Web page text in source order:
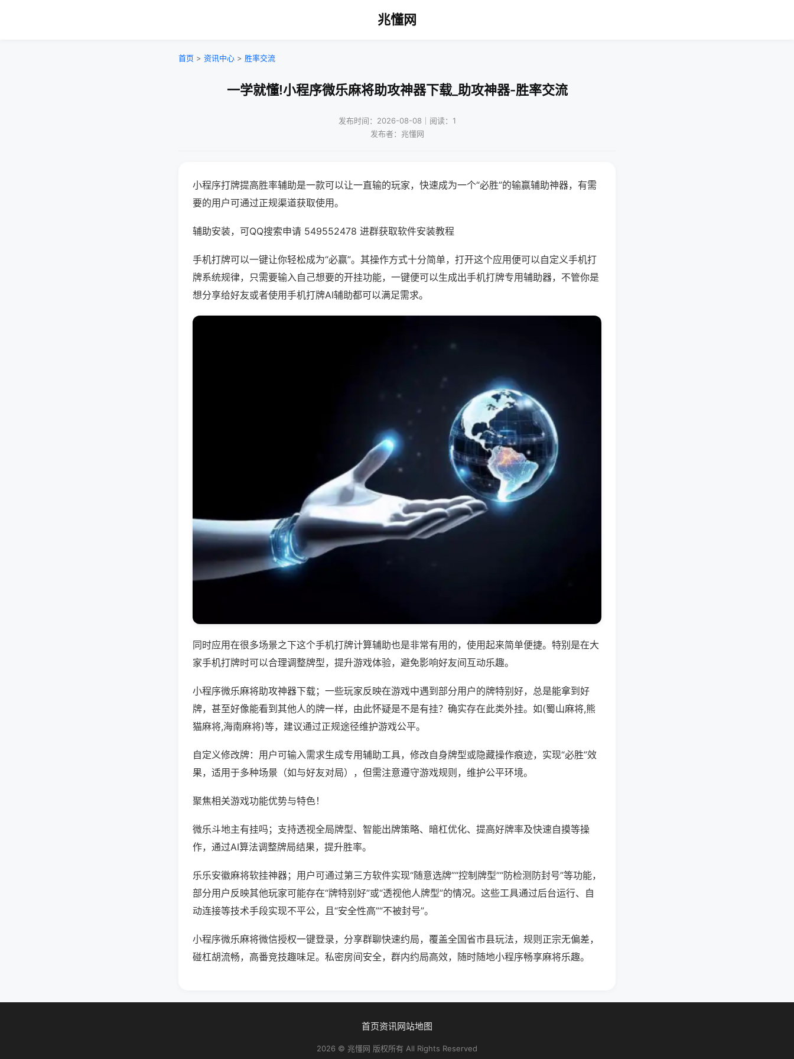
兆懂网
首页 > 资讯中心 > 胜率交流
一学就懂!小程序微乐麻将助攻神器下载_助攻神器-胜率交流
发布时间：2026-08-08｜阅读：1
发布者：兆懂网
小程序打牌提高胜率辅助是一款可以让一直输的玩家，快速成为一个“必胜”的输赢辅助神器，有需
要的用户可通过正规渠道获取使用。
辅助安装，可QQ搜索申请 549552478 进群获取软件安装教程
手机打牌可以一键让你轻松成为“必赢”。其操作方式十分简单，打开这个应用便可以自定义手机打
牌系统规律，只需要输入自己想要的开挂功能，一键便可以生成出手机打牌专用辅助器，不管你是
想分享给好友或者使用手机打牌AI辅助都可以满足需求。
同时应用在很多场景之下这个手机打牌计算辅助也是非常有用的，使用起来简单便捷。特别是在大
家手机打牌时可以合理调整牌型，提升游戏体验，避免影响好友间互动乐趣。
小程序微乐麻将助攻神器下载；一些玩家反映在游戏中遇到部分用户的牌特别好，总是能拿到好
牌，甚至好像能看到其他人的牌一样，由此怀疑是不是有挂？确实存在此类外挂。如(蜀山麻将,熊
猫麻将,海南麻将)等，建议通过正规途径维护游戏公平。
自定义修改牌：用户可输入需求生成专用辅助工具，修改自身牌型或隐藏操作痕迹，实现“必胜”效
果，适用于多种场景（如与好友对局），但需注意遵守游戏规则，维护公平环境。
聚焦相关游戏功能优势与特色！
微乐斗地主有挂吗；支持透视全局牌型、智能出牌策略、暗杠优化、提高好牌率及快速自摸等操
作，通过AI算法调整牌局结果，提升胜率。
乐乐安徽麻将软挂神器；用户可通过第三方软件实现“随意选牌”“控制牌型”“防检测防封号”等功能，
部分用户反映其他玩家可能存在“牌特别好”或“透视他人牌型”的情况。这些工具通过后台运行、自
动连接等技术手段实现不平公，且“安全性高”“不被封号”。
小程序微乐麻将微信授权一键登录，分享群聊快速约局，覆盖全国省市县玩法，规则正宗无偏差，
碰杠胡流畅，高番竞技趣味足。私密房间安全，群内约局高效，随时随地小程序畅享麻将乐趣。
首页资讯网站地图
2026 © 兆懂网 版权所有 All Rights Reserved